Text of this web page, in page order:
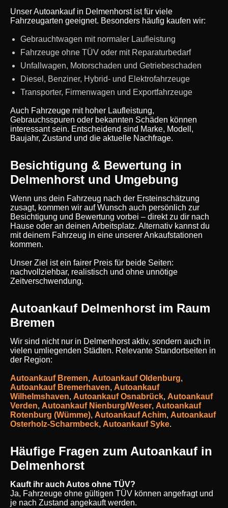
Unser Autoankauf in Delmenhorst ist für viele
Fahrzeugarten geeignet. Besonders häufig kaufen wir:
Gebrauchtwagen mit normaler Laufleistung
Fahrzeuge ohne TÜV oder mit Reparaturbedarf
Unfallwagen, Motorschaden und Getriebeschaden
Diesel, Benziner, Hybrid- und Elektrofahrzeuge
Transporter, Firmenwagen und Exportfahrzeuge
Auch Fahrzeuge mit hoher Laufleistung,
Gebrauchsspuren oder bekannten Schäden können
interessant sein. Entscheidend sind Marke, Modell,
Baujahr, Zustand und die aktuelle Nachfrage.
Besichtigung & Bewertung in
Delmenhorst und Umgebung
Wenn uns dein Fahrzeug nach der Ersteinschätzung
zusagt, kommen wir auf Wunsch auch persönlich zur
Besichtigung und Bewertung vorbei – direkt zu dir nach
Hause oder an deinen Arbeitsplatz. Alternativ kannst du
mit deinem Fahrzeug in eine unserer Ankaufstationen
kommen.
Unser Ziel ist ein fairer Preis für beide Seiten:
nachvollziehbar, realistisch und ohne unnötige
Zeitverschwendung.
Autoankauf Delmenhorst im Raum
Bremen
Wir sind nicht nur in Delmenhorst aktiv, sondern auch in
vielen umliegenden Städten. Relevante Standortseiten in
der Region:
Autoankauf Bremen, Autoankauf Oldenburg,
Autoankauf Bremerhaven, Autoankauf
Wilhelmshaven, Autoankauf Osnabrück, Autoankauf
Verden, Autoankauf Nienburg/Weser, Autoankauf
Rotenburg (Wümme), Autoankauf Achim, Autoankauf
Osterholz-Scharmbeck, Autoankauf Syke.
Häufige Fragen zum Autoankauf in
Delmenhorst
Kauft ihr auch Autos ohne TÜV?
Ja, Fahrzeuge ohne gültigen TÜV können angefragt und
je nach Zustand angekauft werden.